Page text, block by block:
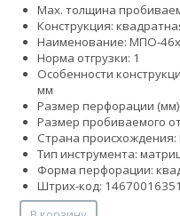
Max. толщина
Конструкция:
Наименование: МПО-
Норма отгрузки: 1
Особенности
мм
Размер перфорации
Размер пробиваемого
Страна происхождения:
Тип инструмента:
Форма перфорации:
Штрих-код: